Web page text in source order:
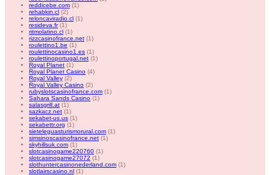
reddicebe.com (1)
rehabkin.cl (2)
reloncaviradio.cl (1)
resideva.fr(1)
ritmolatino.cl (1)
rizzcasinofrance.net (1)
roulettino1.be (1)
roulettinocasino1.es (1)
roulettinoportugal.net (1)
Royal Planet (1)
Royal Planet Casino (4)
Royal Valley (2)
Royal Valley Casino (2)
rubyslotscasinofrance.com (1)
Sahara Sands Casino (1)
salasgrill.at (1)
sazkacz.net (1)
sekabet-us.us (1)
sekabettr.org (1)
sieteleguasturismorural.com (1)
simsinoscasinofrance.net (1)
skyhillsuk.com (1)
slotcasinogame220760 (1)
slotcasinogame27072 (1)
slothuntercasinonederland.com (1)
slotlairscasino.nl (1)